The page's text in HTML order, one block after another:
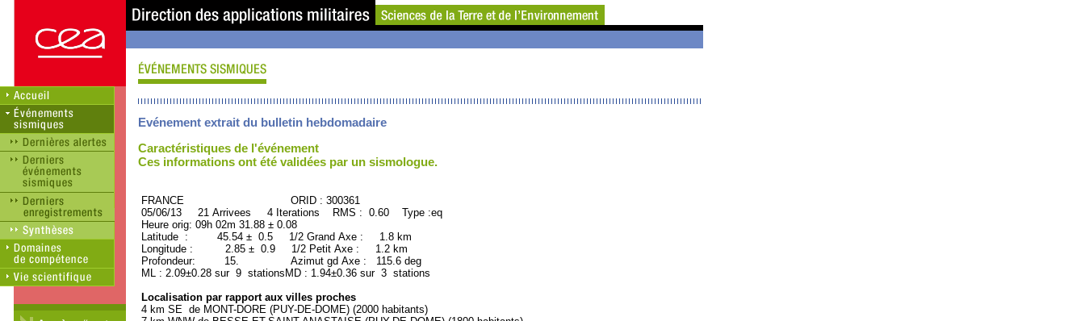
Evénement extrait du bulletin hebdomadaire
Caractéristiques de l'événement
Ces informations ont été validées par un sismologue.
FRANCE ORID : 300361
05/06/13 21 Arrivees 4 Iterations RMS : 0.60 Type :eq
Heure orig: 09h 02m 31.88 ± 0.08
Latitude : 45.54 ± 0.5 1/2 Grand Axe : 1.8 km
Longitude : 2.85 ± 0.9 1/2 Petit Axe : 1.2 km
Profondeur: 15. Azimut gd Axe : 115.6 deg
ML : 2.09±0.28 sur 9 stationsMD : 1.94±0.36 sur 3 stations
Localisation par rapport aux villes proches
4 km SE de MONT-DORE (PUY-DE-DOME) (2000 habitants)